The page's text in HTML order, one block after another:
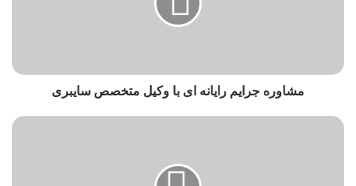
مشاوره جرایم رایانه ای با وکیل متخصص سایبری